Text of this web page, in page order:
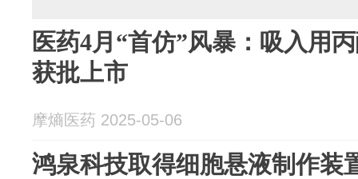
医药4月“首仿”风暴：吸入用
获批上市
摩熵医药 2025-05-06
鸿泉科技取得细胞悬液制作装